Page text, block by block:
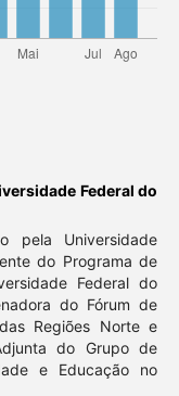
Federal do
pela Universidade
do Programa de
Federal do
do Fórum de
Regiões Norte e
do Grupo de
e Educação no